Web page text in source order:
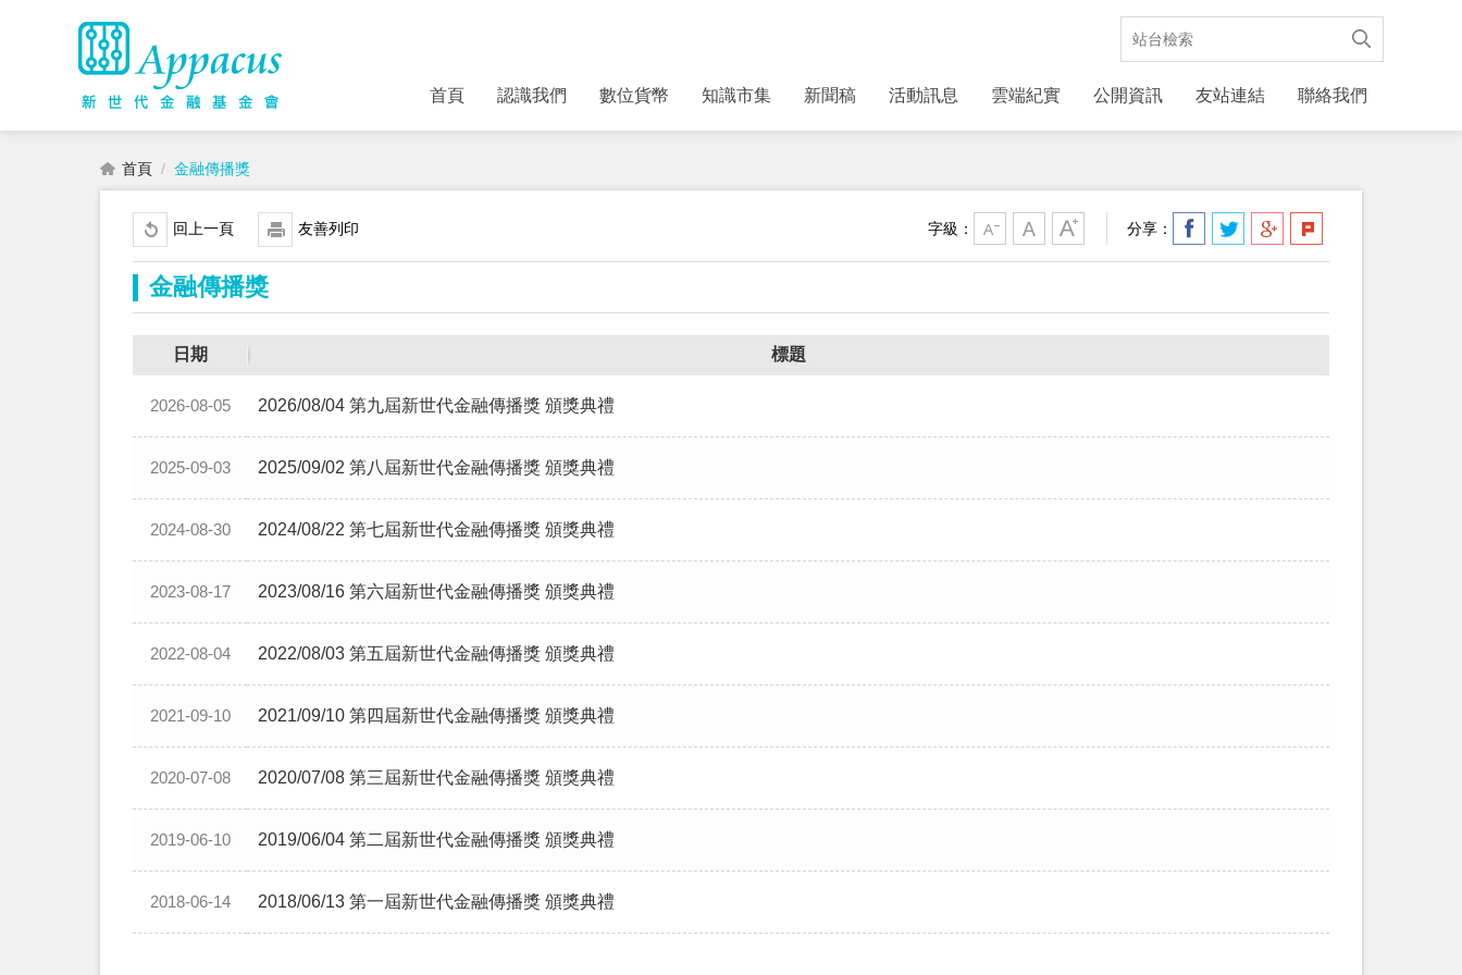
首頁 認識我們 數位貨幣 知識市集 新聞稿 活動訊息 雲端紀實 公開資訊 友站連結 聯絡我們
首頁 金融傳播獎
回上一頁 友善列印 字級： 分享：
金融傳播獎
日期 標題
2026-08-05 2026/08/04 第九屆新世代金融傳播獎 頒獎典禮
2025-09-03 2025/09/02 第八屆新世代金融傳播獎 頒獎典禮
2024-08-30 2024/08/22 第七屆新世代金融傳播獎 頒獎典禮
2023-08-17 2023/08/16 第六屆新世代金融傳播獎 頒獎典禮
2022-08-04 2022/08/03 第五屆新世代金融傳播獎 頒獎典禮
2021-09-10 2021/09/10 第四屆新世代金融傳播獎 頒獎典禮
2020-07-08 2020/07/08 第三屆新世代金融傳播獎 頒獎典禮
2019-06-10 2019/06/04 第二屆新世代金融傳播獎 頒獎典禮
2018-06-14 2018/06/13 第一屆新世代金融傳播獎 頒獎典禮